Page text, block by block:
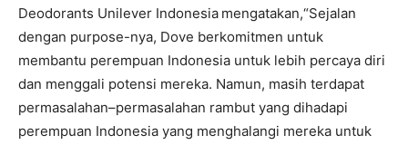
Deodorants Unilever Indonesia mengatakan,“Sejalan
dengan purpose-nya, Dove berkomitmen untuk
membantu perempuan Indonesia untuk lebih percaya diri
dan menggali potensi mereka. Namun, masih terdapat
permasalahan–permasalahan rambut yang dihadapi
perempuan Indonesia yang menghalangi mereka untuk